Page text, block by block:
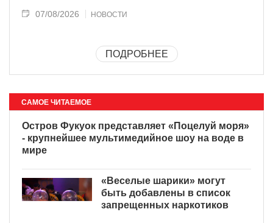
07/08/2026 НОВОСТИ
ПОДРОБНЕЕ
САМОЕ ЧИТАЕМОЕ
Остров Фукуок представляет
«Поцелуй моря» - крупнейшее
«Веселые шарики» могут
быть добавлены в список